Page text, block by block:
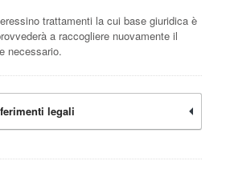
trattamenti la cui base giuridica è
a raccogliere nuovamente il
necessario.
legali